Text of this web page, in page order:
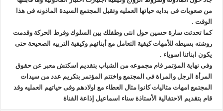
من صعوبات فى بدايه حياتها العمليه وتقبل المجتمع السيدة الماذونه فى هذا
الوقت .
كما تحدثت سارة حسين حول انتى وطفلك بين السلوك وفرط الحركة وقدمت
روشته بسيطه للأمهات كيفية التعامل مع أبنائهم وكيفية التربيه الصحيحة حتى
يكون ابنائنا اسوياء .
وفى نهاية المؤتمر قام مجموعه من الشباب بتقديم اسكتش معبر عن حقوق
المرأة الرجل والمراة فى المجتمع واختتم المؤتمر بتكريم عدد من سيدات
المجتمع امهات مثاليات كانوا مثال العطاء مع اولادهم وفى حياتهم العمليه وقد
قام بتقديم الاحتفالية الأستاذة سناء اسماعيل إذاعة القناة